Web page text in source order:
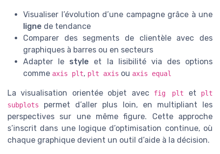
Visualiser l’évolution d’une campagne grâce à une
ligne de tendance
Comparer des segments de clientèle avec des
graphiques à barres ou en secteurs
Adapter le style et la lisibilité via des options
comme axis plt, plt axis ou axis equal
La visualisation orientée objet avec fig plt et
plt
subplots
permet d’aller plus loin, en multipliant les
perspectives sur une même figure. Cette approche
s’inscrit dans une logique d’optimisation continue, où
chaque graphique devient un outil d’aide à la décision.